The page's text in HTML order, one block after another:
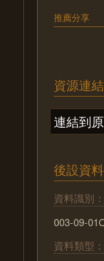
推薦分享
資源連結
連結到
後設資料
資料識別：
003-09-
資料類型：